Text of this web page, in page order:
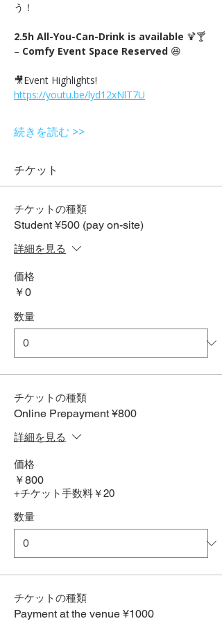
う！
2.5h All-You-Can-Drink is available 🍹🍸
– Comfy Event Space Reserved 😆
🎥Event Highlights!
https://youtu.be/lyd12xNlT7U
続きを読む >>
チケット
チケットの種類
Student ¥500 (pay on-site)
詳細を見る
価格
￥0
数量
チケットの種類
Online Prepayment ¥800
詳細を見る
価格
￥800
+チケット手数料￥20
数量
チケットの種類
Payment at the venue ¥1000